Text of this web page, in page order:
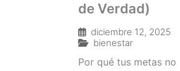
de Verdad)
diciembre 12, 2025
bienestar
Por qué tus metas no